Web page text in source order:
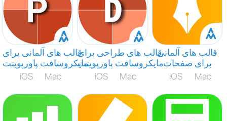
قالب های آلمانی برای
مایکروسافت پاورپوینت
iOS
Mac
قالب های طراحی برای
مایکروسافت پاورپوینت
iOS
Mac
قالب های آلمانی
برای صفحات
iOS
Mac